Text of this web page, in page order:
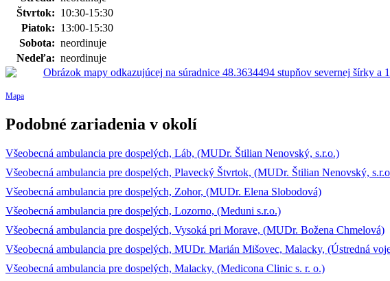
Štvrtok: 10:30-15:30
Piatok: 13:00-15:30
Sobota: neordinuje
Nedeľa: neordinuje
Mapa
Podobné zariadenia v okolí
Všeobecná ambulancia pre dospelých, Láb, (MUDr. Štilian Nenovský, s.r.o.)
Všeobecná ambulancia pre dospelých, Plavecký Štvrtok, (MUDr. Štilian Nenovský,
Všeobecná ambulancia pre dospelých, Zohor, (MUDr. Elena Slobodová)
Všeobecná ambulancia pre dospelých, Lozorno, (Meduni s.r.o.)
Všeobecná ambulancia pre dospelých, Vysoká pri Morave, (MUDr. Božena Chmelová)
Všeobecná ambulancia pre dospelých, MUDr. Marián Mišovec, Malacky, (Ústredná
Všeobecná ambulancia pre dospelých, Malacky, (Medicona Clinic s. r. o.)